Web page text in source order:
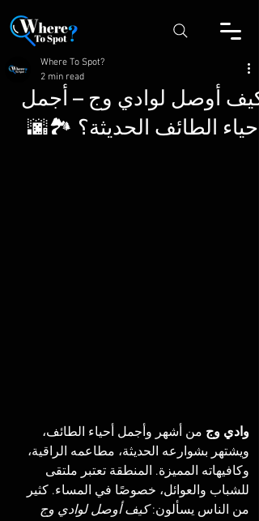
كيف أوصل لوادي وج – أجمل
أحياء الطائف الحديثة؟ 🏞️🌆
Where To Spot?
2 min read
وادي وج من أشهر وأجمل أحياء الطائف،
ويشتهر بشوارعه الحديثة، مطاعمه الراقية،
وكافيهاته المميزة. المنطقة تعتبر ملتقى
للشباب والعوائل، خصوصًا في المساء. كثير
من الناس يسألون: كيف أوصل لوادي وج